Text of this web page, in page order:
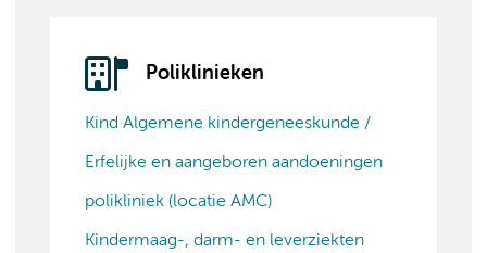
Poliklinieken
Kind Algemene kindergeneeskunde /
Erfelijke en aangeboren aandoeningen
polikliniek (locatie AMC)
Kindermaag-, darm- en leverziekten